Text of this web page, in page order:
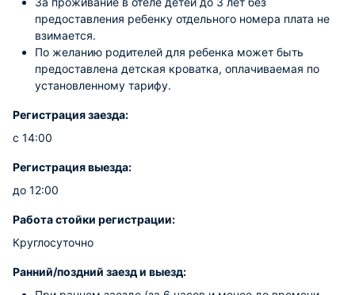
предоставления ребенку отдельного номера плата не
взимается.
По желанию родителей для ребенка может быть
предоставлена детская кроватка, оплачиваемая по
установленному тарифу.
Регистрация заезда:
с 14:00
Регистрация выезда:
до 12:00
Работа стойки регистрации:
Круглосуточно
Ранний/поздний заезд и выезд: